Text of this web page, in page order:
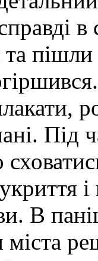
В
міста